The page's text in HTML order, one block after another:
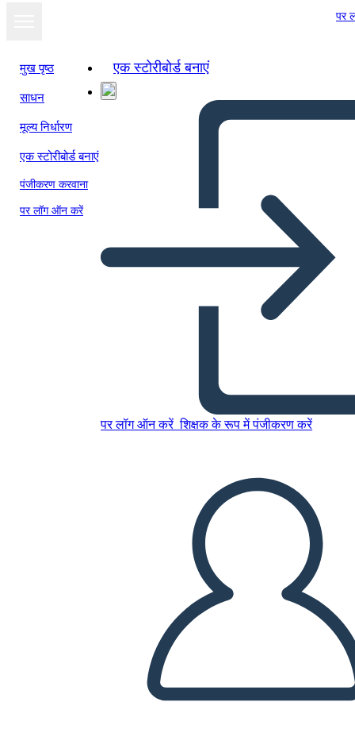
पर
मुख पृष्ठ
साधन
मूल्य निर्धारण
एक स्टोरीबोर्ड बनाएं
पंजीकरण करवाना
पर लॉग ऑन करें
एक स्टोरीबोर्ड बनाएं
पर लॉग ऑन करें शिक्षक के रूप में पंजीकरण करें
इस स्टोरीबोर्ड को कॉपी करें
स्टोरीबोर्ड बनाएं
मुझे पढ़कर सुनाओ
स्लाइड शो के रूप में
देखें